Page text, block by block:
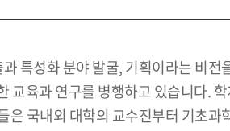
특성화 분야 발굴, 기획이라는 비
교육과 연구를 병행하고 있습니다.
국내외 대학의 교수진부터 기초